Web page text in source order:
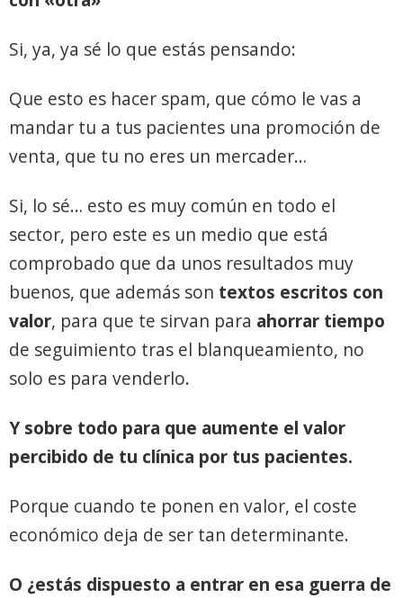
Si, ya, ya sé lo que estás pensando:
Que esto es hacer spam, que cómo le vas a
mandar tu a tus pacientes una promoción de
venta, que tu no eres un mercader…
Si, lo sé… esto es muy común en todo el
sector, pero este es un medio que está
comprobado que da unos resultados muy
buenos, que además son textos escritos con
valor, para que te sirvan para ahorrar tiempo
de seguimiento tras el blanqueamiento, no
solo es para venderlo.
Y sobre todo para que aumente el valor
percibido de tu clínica por tus pacientes.
Porque cuando te ponen en valor, el coste
económico deja de ser tan determinante.
O ¿estás dispuesto a entrar en esa guerra de